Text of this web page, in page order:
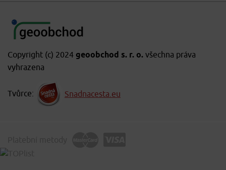
Copyright (c) 2024 geoobchod s. r. o. všechna práva
vyhrazena
Tvůrce: Snadnacesta.eu